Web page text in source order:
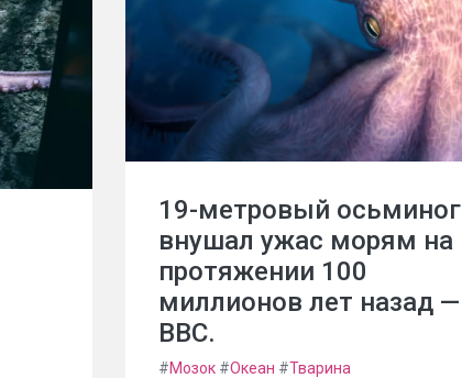
19-метровый осьминог
внушал ужас морям на
протяжении 100
миллионов лет назад —
BBC.
#Мозок #Океан #Тварина